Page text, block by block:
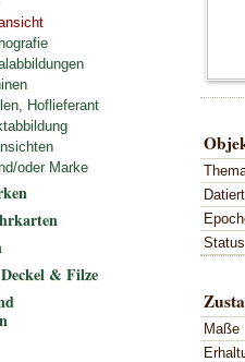
Datiert
Status
Maße
Hoflieferant
oder Marke
& Filze